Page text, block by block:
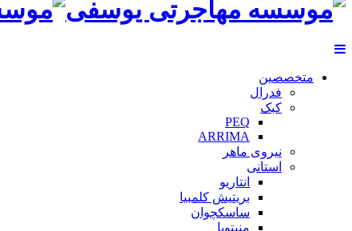
متخصصین
فدرال
کبک
PEQ
ARRIMA
نیروی ماهر
استانی
انتاریو
بریتیش کلمبیا
ساسکچوان
منیتوبا